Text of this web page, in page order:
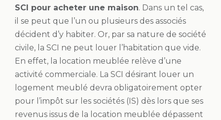
SCI pour acheter une maison. Dans un tel cas,
il se peut que l’un ou plusieurs des associés
décident d’y habiter. Or, par sa nature de société
civile, la SCI ne peut louer l’habitation que vide.
En effet, la location meublée relève d’une
activité commerciale. La SCI désirant louer un
logement meublé devra obligatoirement opter
pour l’impôt sur les sociétés (IS) dès lors que ses
revenus issus de la location meublée dépassent